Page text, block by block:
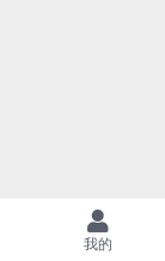
我的